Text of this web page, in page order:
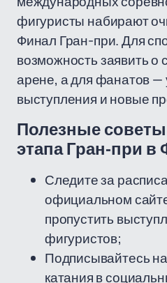
фигуристы набирают
Финал Гран-при. Для
возможность заявить о
арене, а для фанатов —
выступления и новые
Полезные советы
этапа Гран-при в
Следите за
официальном
пропустить
фигуристов;
Подписывайтесь
катания в